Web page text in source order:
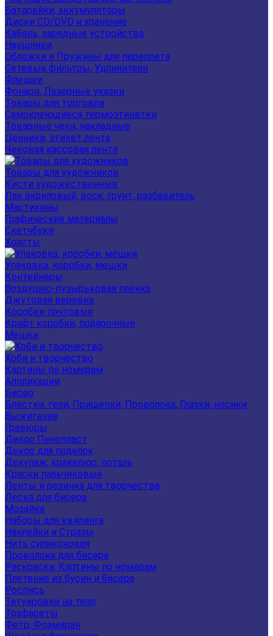
Батарейки, аккумуляторы
Диски CD/DVD и хранение
Кабель, зарядные устройства
Наушники
Обложки и Пружины для переплета
Сетевые фильтры, Удлинители
Флешки
Фонари, Лазерные указки
Товары для торговли
Самоклеющиеся термоэтикетки
Товарные чеки, накладные
Ценники, этикет лента
Чековая кассовая лента
Товары для художников
Кисти художественные
Лак акриловый, воск, грунт, разбавитель
Мастихины
Графические материалы
Скетчбуки
Холсты
Упаковка, коробки, мешки
Контейнеры
Воздушно-пузырьковая плёнка
Джутовая веревка
Коробки почтовые
Крафт коробки, подарочные
Мешки
Хоби и творчество
Картины по номерам
Аппликации
Бисер
Блестки, гели, Прищепки, Проволока, Глазки, носики
Выжигание
Гравюры
Декор Пенопласт
Декор для поделок
Декупаж, кракелюр, поталь
Краски пальчиковые
Ленты и резинка для творчества
Леска для бисера
Мозайка
Наборы для квилинга
Наклейки и Стразы
Нить силиконовая
Проволока для бисера
Раскраски, Картины по номерам
Плетение из бусин и бисера
Роспись
Татуировки на тело
Трафареты
Фетр, Фоамиран